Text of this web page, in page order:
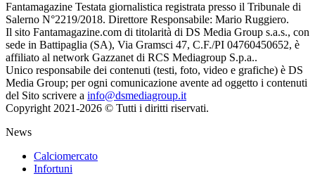
Fantamagazine Testata giornalistica registrata presso il Tribunale di
Salerno N°2219/2018. Direttore Responsabile: Mario Ruggiero.
Il sito Fantamagazine.com di titolarità di DS Media Group s.a.s., con
sede in Battipaglia (SA), Via Gramsci 47, C.F./PI 04760450652, è
affiliato al network Gazzanet di RCS Mediagroup S.p.a..
Unico responsabile dei contenuti (testi, foto, video e grafiche) è DS
Media Group; per ogni comunicazione avente ad oggetto i contenuti
del Sito scrivere a info@dsmediagroup.it
Copyright 2021-2026 © Tutti i diritti riservati.
News
Calciomercato
Infortuni